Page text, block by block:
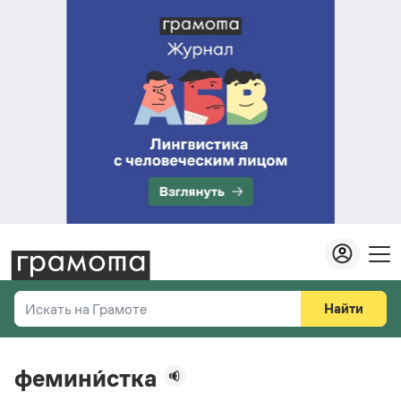
Искать на Грамоте
Справочная служба
Найти
фемини́стка